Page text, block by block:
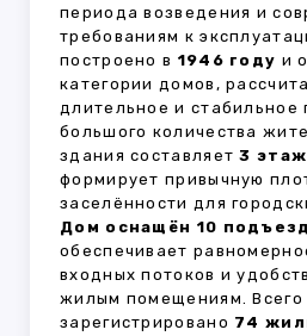
периода возведения и
требованиям к
построено в 1946 году и
категории домов,
длительное и стабильное
большого количества
здания составляет3
формирует привычную
заселённости для
Дом оснащён 10
обеспечивает
входных потоков и
жилым помещениям. Всего
зарегистрировано 74